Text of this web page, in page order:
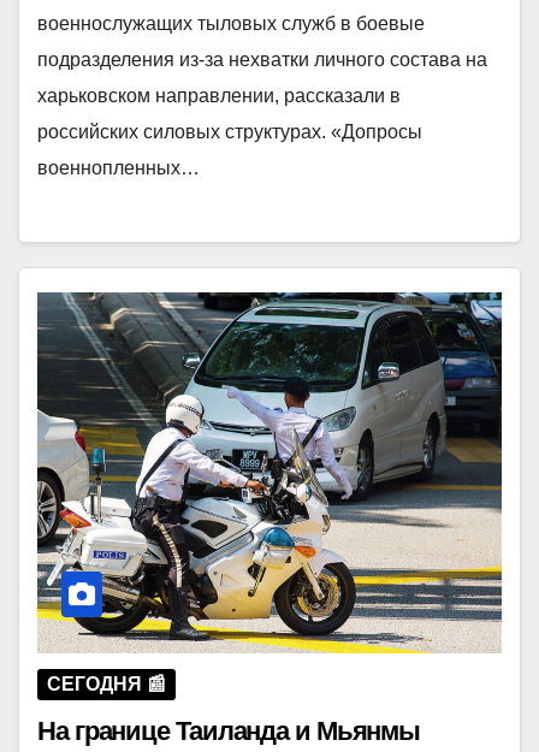
военнослужащих тыловых служб в боевые
подразделения из-за нехватки личного состава на
харьковском направлении, рассказали в
российских силовых структурах. «Допросы
военнопленных…
СЕГОДНЯ 📰
На границе Таиланда и Мьянмы